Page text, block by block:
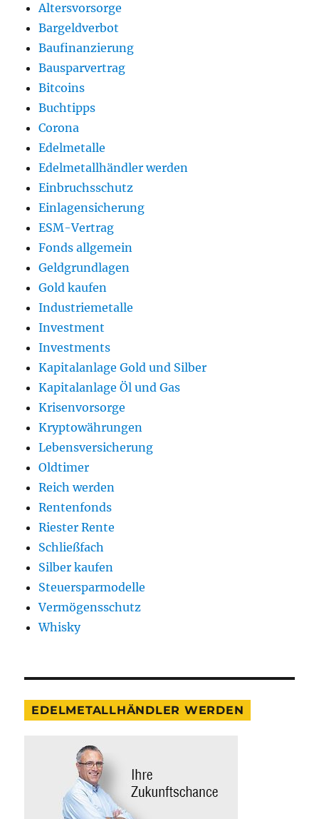
Altersvorsorge
Bargeldverbot
Baufinanzierung
Bausparvertrag
Bitcoins
Buchtipps
Corona
Edelmetalle
Edelmetallhändler werden
Einbruchsschutz
Einlagensicherung
ESM-Vertrag
Fonds allgemein
Geldgrundlagen
Gold kaufen
Industriemetalle
Investment
Investments
Kapitalanlage Gold und Silber
Kapitalanlage Öl und Gas
Krisenvorsorge
Kryptowährungen
Lebensversicherung
Oldtimer
Reich werden
Rentenfonds
Riester Rente
Schließfach
Silber kaufen
Steuersparmodelle
Vermögensschutz
Whisky
EDELMETALLHÄNDLER WERDEN